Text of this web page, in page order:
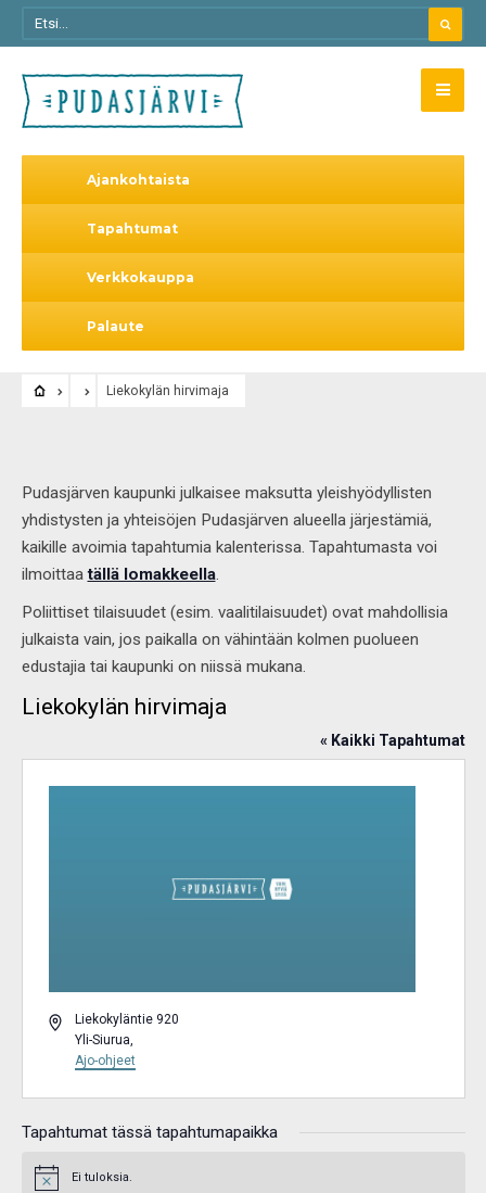
Ajankohtaista
Tapahtumat
Verkkokauppa
Palaute
Liekokylän hirvimaja
Pudasjärven kaupunki julkaisee maksutta yleishyödyllisten
yhdistysten ja yhteisöjen Pudasjärven alueella järjestämiä,
kaikille avoimia tapahtumia kalenterissa. Tapahtumasta voi
ilmoittaatällä lomakkeella.
Poliittiset tilaisuudet (esim. vaalitilaisuudet) ovat mahdollisia
julkaista vain, jos paikalla on vähintään kolmen puolueen
edustajia tai kaupunki on niissä mukana.
Liekokylän hirvimaja
« Kaikki Tapahtumat
OsoiteLiekokyläntie 920
Yli-Siurua,
Ajo-ohjeet
Tapahtumat tässä tapahtumapaikka
Notice Ei tuloksia.